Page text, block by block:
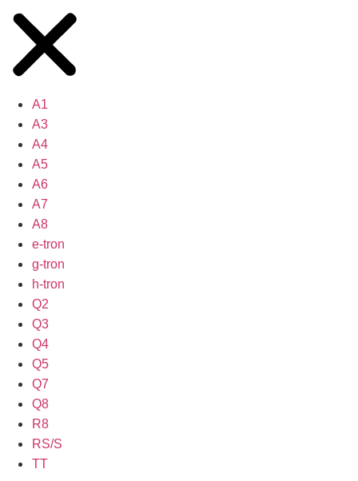
A1
A3
A4
A5
A6
A7
A8
e-tron
g-tron
h-tron
Q2
Q3
Q4
Q5
Q7
Q8
R8
RS/S
TT